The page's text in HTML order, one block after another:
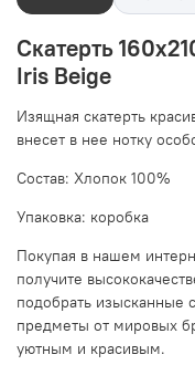
Скатерть
Iris Beige
Изящная скатерть
внесет в нее нотку
Состав: Хлопок 100%
Упаковка: коробка
Покупая в нашем
получите
подобрать изысканные
предметы от мировых
уютным и красивым.